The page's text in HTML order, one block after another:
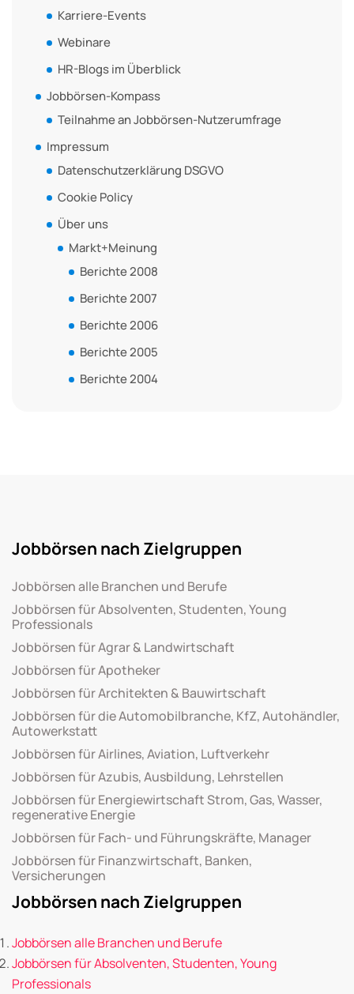
Karriere-Events
Webinare
HR-Blogs im Überblick
Jobbörsen-Kompass
Teilnahme an Jobbörsen-Nutzerumfrage
Impressum
Datenschutzerklärung DSGVO
Cookie Policy
Über uns
Markt+Meinung
Berichte 2008
Berichte 2007
Berichte 2006
Berichte 2005
Berichte 2004
Jobbörsen nach Zielgruppen
Jobbörsen alle Branchen und Berufe
Jobbörsen für Absolventen, Studenten, Young
Professionals
Jobbörsen für Agrar & Landwirtschaft
Jobbörsen für Apotheker
Jobbörsen für Architekten & Bauwirtschaft
Jobbörsen für die Automobilbranche, KfZ, Autohändler,
Autowerkstatt
Jobbörsen für Airlines, Aviation, Luftverkehr
Jobbörsen für Azubis, Ausbildung, Lehrstellen
Jobbörsen für Energiewirtschaft Strom, Gas, Wasser,
regenerative Energie
Jobbörsen für Fach- und Führungskräfte, Manager
Jobbörsen für Finanzwirtschaft, Banken,
Versicherungen
Jobbörsen nach Zielgruppen
Jobbörsen alle Branchen und Berufe
Jobbörsen für Absolventen, Studenten, Young
Professionals